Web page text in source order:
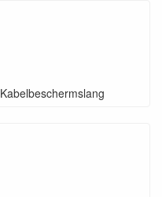
Kabelbeschermslang